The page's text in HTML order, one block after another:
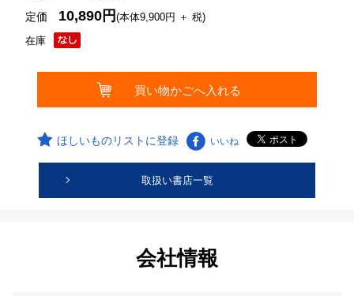
在庫
定価 10,890円(本体9,900円 ＋ 税)
ほしいものリストに登録 いいね
取扱い書店一覧
会社情報